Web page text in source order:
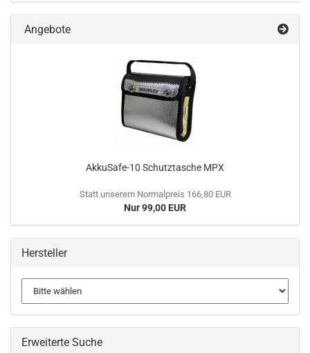
Angebote
AkkuSafe-10 Schutztasche MPX
Statt unserem Normalpreis 166,80 EUR
Nur 99,00 EUR
Hersteller
Erweiterte Suche